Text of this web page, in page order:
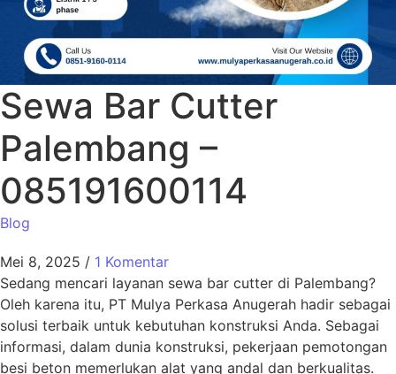
Sewa Bar Cutter
Palembang –
085191600114
Blog
Mei 8, 2025 / 1 Komentar
Sedang mencari layanan sewa bar cutter di Palembang?
Oleh karena itu, PT Mulya Perkasa Anugerah hadir sebagai
solusi terbaik untuk kebutuhan konstruksi Anda. Sebagai
informasi, dalam dunia konstruksi, pekerjaan pemotongan
besi beton memerlukan alat yang andal dan berkualitas.